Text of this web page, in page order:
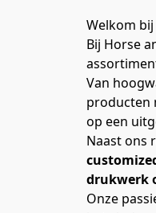
Welkom
Bij Horse
Van
producten
op een
drukwerk
Onze